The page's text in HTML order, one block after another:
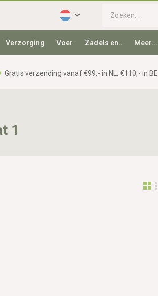
Verzorging Voer Zadels en.. Meer...
Gratis verzending vanaf €99,- in NL, €110,- in BE
1